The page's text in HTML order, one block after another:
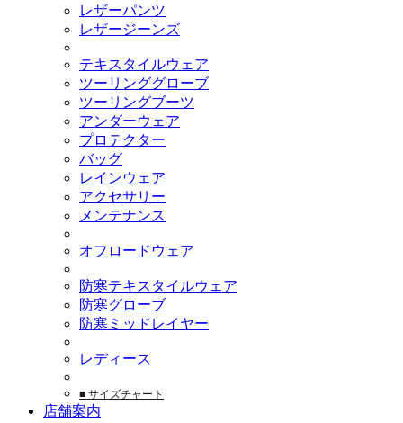
レザーパンツ
レザージーンズ
テキスタイルウェア
ツーリンググローブ
ツーリングブーツ
アンダーウェア
プロテクター
バッグ
レインウェア
アクセサリー
メンテナンス
オフロードウェア
防寒テキスタイルウェア
防寒グローブ
防寒ミッドレイヤー
レディース
■ サイズチャート
店舗案内